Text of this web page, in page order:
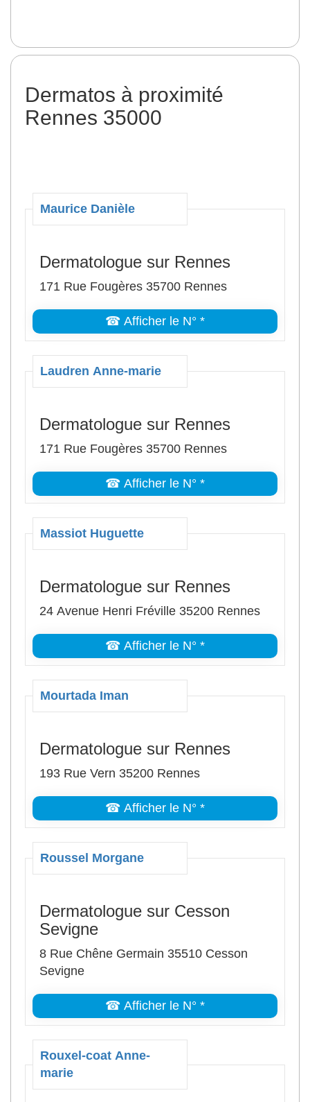
Dermatos à proximité
Rennes 35000
Maurice Danièle
Dermatologue sur Rennes
171 Rue Fougères 35700 Rennes
☎ Afficher le N° *
Laudren Anne-marie
Dermatologue sur Rennes
171 Rue Fougères 35700 Rennes
☎ Afficher le N° *
Massiot Huguette
Dermatologue sur Rennes
24 Avenue Henri Fréville 35200 Rennes
☎ Afficher le N° *
Mourtada Iman
Dermatologue sur Rennes
193 Rue Vern 35200 Rennes
☎ Afficher le N° *
Roussel Morgane
Dermatologue sur Cesson
Sevigne
8 Rue Chêne Germain 35510 Cesson
Sevigne
☎ Afficher le N° *
Rouxel-coat Anne-
marie